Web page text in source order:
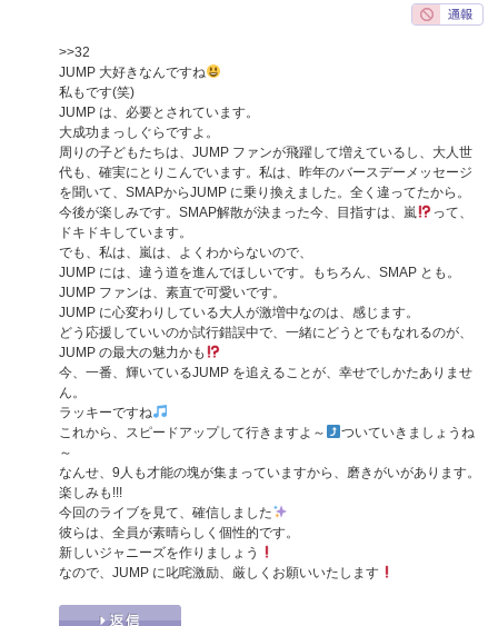
>>32
JUMP 大好きなんですね
私もです(笑)
JUMP は、必要とされています。
大成功まっしぐらですよ。
周りの子どもたちは、JUMP ファンが飛躍して増えているし、大人世
代も、確実にとりこんでいます。私は、昨年のバースデーメッセージ
を聞いて、SMAPからJUMP に乗り換えました。全く違ってたから。
今後が楽しみです。SMAP解散が決まった今、目指すは、嵐
って、
ドキドキしています。
でも、私は、嵐は、よくわからないので、
JUMP には、違う道を進んでほしいです。もちろん、SMAP とも。
JUMP ファンは、素直で可愛いです。
JUMP に心変わりしている大人が激増中なのは、感じます。
どう応援していいのか試行錯誤中で、一緒にどうとでもなれるのが、
JUMP の最大の魅力かも
今、一番、輝いているJUMP を追えることが、幸せでしかたありませ
ん。
ラッキーですね
これから、スピードアップして行きますよ～
ついていきましょうね
～
なんせ、9人も才能の塊が集まっていますから、磨きがいがあります。
楽しみも!!!
今回のライブを見て、確信しました
彼らは、全員が素晴らしく個性的です。
新しいジャニーズを作りましょう
なので、JUMP に叱咤激励、厳しくお願いいたします